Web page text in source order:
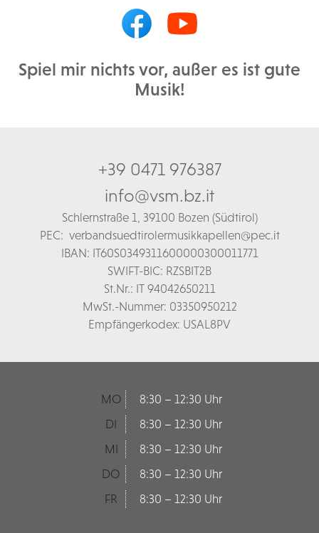
Spiel mir nichts vor, außer es ist gute
Musik!
+39 0471 976387
info@vsm.bz.it
Schlernstraße 1, 39100 Bozen (Südtirol)
PEC: verbandsuedtirolermusikkapellen@pec.it
IBAN: IT60S0349311600000300011771
SWIFT-BIC: RZSBIT2B
St.Nr.: IT 94042650211
MwSt.-Nummer: 03350950212
Empfängerkodex: USAL8PV
MO
8:30 – 12:30 Uhr
DI
8:30 – 12:30 Uhr
MI
8:30 – 12:30 Uhr
DO
8:30 – 12:30 Uhr
FR
8:30 – 12:30 Uhr